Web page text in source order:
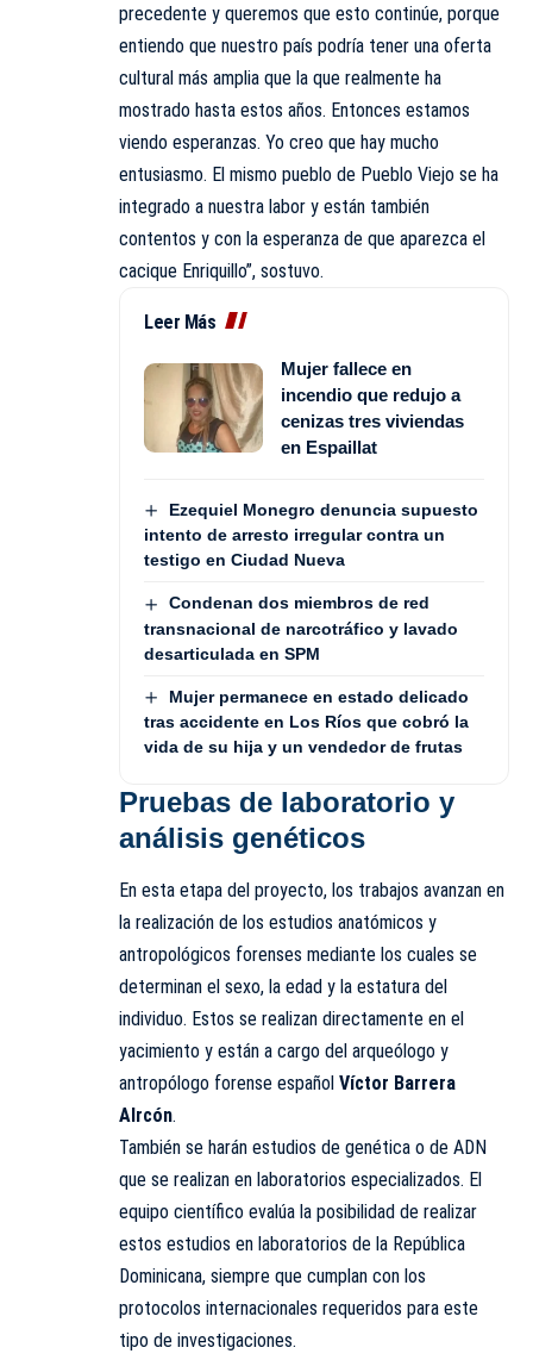
precedente y queremos que esto continúe, porque
entiendo que nuestro país podría tener una oferta
cultural más amplia que la que realmente ha
mostrado hasta estos años. Entonces estamos
viendo esperanzas. Yo creo que hay mucho
entusiasmo. El mismo pueblo de Pueblo Viejo se ha
integrado a nuestra labor y están también
contentos y con la esperanza de que aparezca el
cacique Enriquillo”, sostuvo.
Leer Más
Mujer fallece en
incendio que redujo a
cenizas tres viviendas
en Espaillat
Ezequiel Monegro denuncia supuesto
intento de arresto irregular contra un
testigo en Ciudad Nueva
Condenan dos miembros de red
transnacional de narcotráfico y lavado
desarticulada en SPM
Mujer permanece en estado delicado
tras accidente en Los Ríos que cobró la
vida de su hija y un vendedor de frutas
Pruebas de laboratorio y
análisis genéticos
En esta etapa del proyecto, los trabajos avanzan en
la realización de los estudios anatómicos y
antropológicos forenses mediante los cuales se
determinan el sexo, la edad y la estatura del
individuo. Estos se realizan directamente en el
yacimiento y están a cargo del arqueólogo y
antropólogo forense español Víctor Barrera
Alrcón.
También se harán estudios de genética o de ADN
que se realizan en laboratorios especializados. El
equipo científico evalúa la posibilidad de realizar
estos estudios en laboratorios de la República
Dominicana, siempre que cumplan con los
protocolos internacionales requeridos para este
tipo de investigaciones.